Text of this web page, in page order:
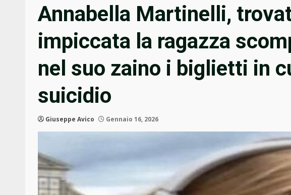
Annabella Martinelli,
impiccata la ragazza
nel suo zaino i biglietti in
suicidio
Giuseppe Avico Gennaio 16, 2026